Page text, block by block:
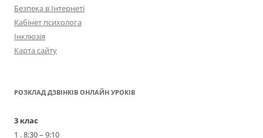
Безпека в Інтернеті
Кабінет психолога
Інклюзія
Карта сайту
РОЗКЛАД ДЗВІНКІВ ОНЛАЙН УРОКІВ
3 клас
1 . 8:30 – 9:10